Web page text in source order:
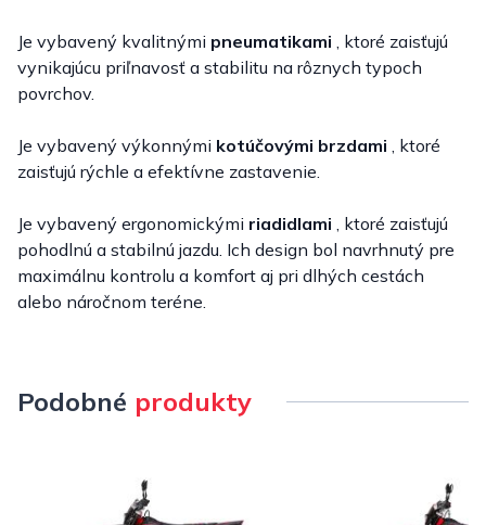
Je vybavený kvalitnými pneumatikami , ktoré zaisťujú
vynikajúcu priľnavosť a stabilitu na rôznych typoch
povrchov.
Je vybavený výkonnými kotúčovými brzdami , ktoré
zaisťujú rýchle a efektívne zastavenie.
Je vybavený ergonomickými riadidlami , ktoré zaisťujú
pohodlnú a stabilnú jazdu. Ich design bol navrhnutý pre
maximálnu kontrolu a komfort aj pri dlhých cestách
alebo náročnom teréne.
Podobné produkty